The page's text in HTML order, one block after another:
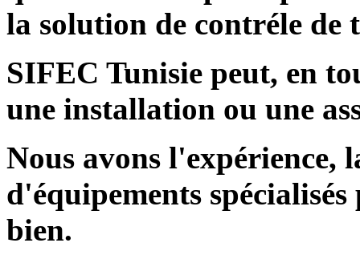
la solution de contréle de
SIFEC Tunisie peut, en
une installation ou une
Nous avons l'expérience,
d'équipements
bien.